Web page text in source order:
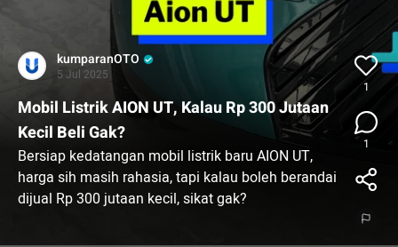
kumparanOTO
5 Jul 2025
Mobil Listrik AION UT, Kalau Rp 300 Jutaan
Kecil Beli Gak?
Bersiap kedatangan mobil listrik baru AION UT,
harga sih masih rahasia, tapi kalau boleh berandai
dijual Rp 300 jutaan kecil, sikat gak?
#onthereels #AIONUT #otomotif
1
1